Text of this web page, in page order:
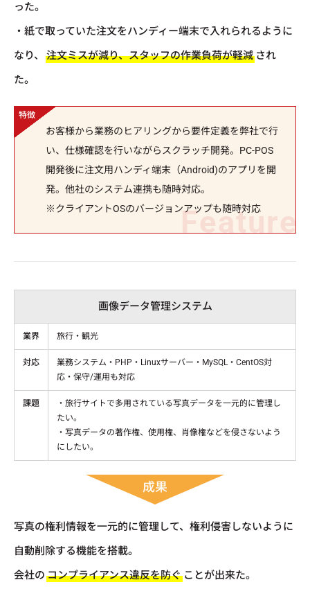
った。
・紙で取っていた注文をハンディー端末で入れられるように
なり、
注文ミスが減り、スタッフの作業負荷が軽減 され
た。
お客様から業務のヒアリングから要件定義を弊社で行
い、仕様確認を行いながらスクラッチ開発。PC-POS
開発後に注文用ハンディ端末（Android)のアプリを開
発。他社のシステム連携も随時対応。
※クライアントOSのバージョンアップも随時対応
画像データ管理システム
業界 旅行・観光
対応
業務システム・PHP・Linuxサーバー・MySQL・CentOS対
応・保守/運用も対応
課題
・旅行サイトで多用されている写真データを一元的に管理し
たい。
・写真データの著作権、使用権、肖像権などを侵さないよう
にしたい。
成果
写真の権利情報を一元的に管理して、権利侵害しないように
自動削除する機能を搭載。
会社の コンプライアンス違反を防ぐ ことが出来た。